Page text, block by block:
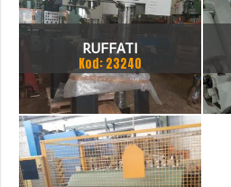
RUFFATI
Kod: 23240